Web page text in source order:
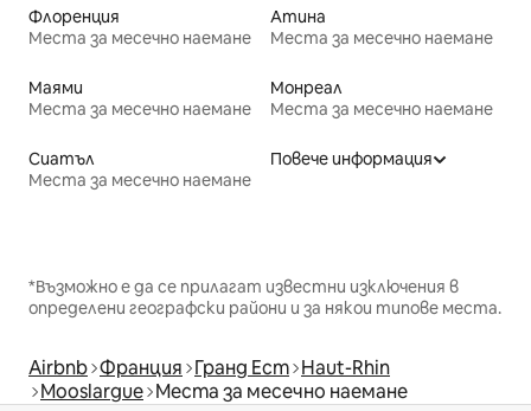
Флоренция
Места за месечно наемане
Атина
Места за месечно наемане
Маями
Места за месечно наемане
Монреал
Места за месечно наемане
Сиатъл
Места за месечно наемане
Повече информация
*Възможно е да се прилагат известни изключения в
определени географски райони и за някои типове места.
Airbnb Франция Гранд Ест Haut-Rhin
Mooslargue Места за месечно наемане